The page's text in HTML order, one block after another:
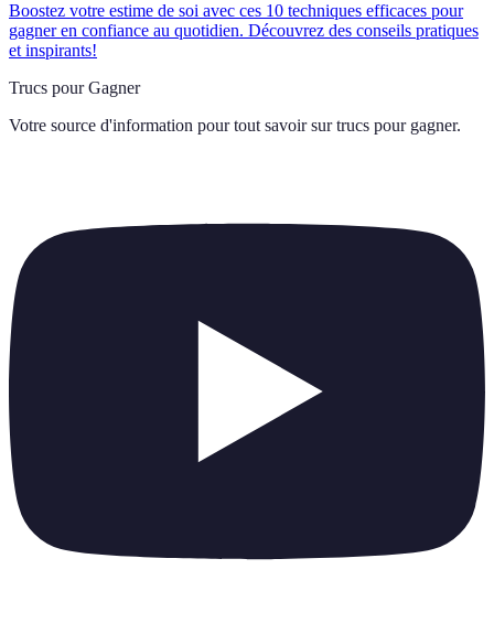
Boostez votre estime de soi avec ces 10 techniques efficaces pour
gagner en confiance au quotidien. Découvrez des conseils pratiques
et inspirants!
Trucs pour Gagner
Votre source d'information pour tout savoir sur trucs pour gagner.